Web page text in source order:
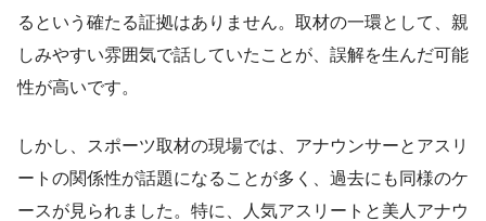
るという確たる証拠はありません。取材の一環として、親
しみやすい雰囲気で話していたことが、誤解を生んだ可能
性が高いです。
しかし、スポーツ取材の現場では、アナウンサーとアスリ
ートの関係性が話題になることが多く、過去にも同様のケ
ースが見られました。特に、人気アスリートと美人アナウ